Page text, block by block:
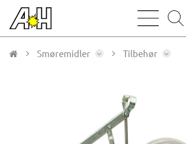
bars
Smøremidler Tilbehør